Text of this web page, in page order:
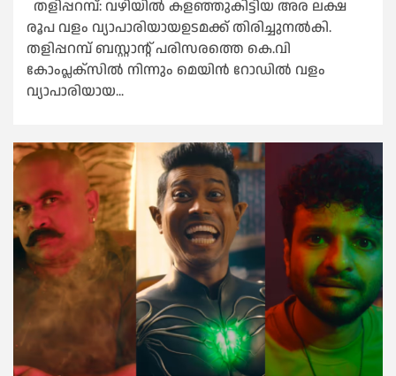
തളിപ്പറമ്പ്: വഴിയിൽ കളഞ്ഞുകിട്ടിയ അര ലക്ഷ
രൂപ വളം വ്യാപാരിയായഉടമക്ക് തിരിച്ചുനല്‍കി.
തളിപ്പറമ്പ് ബസ്റ്റാന്റ് പരിസരത്തെ കെ.വി
കോംപ്ലക്‌സില്‍ നിന്നും മെയിന്‍ റോഡില്‍ വളം
വ്യാപാരിയായ...